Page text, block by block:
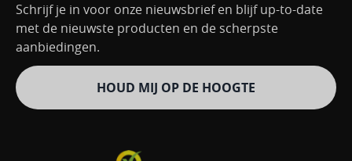
Schrijf je in voor onze nieuwsbrief en blijf up-to-date
met de nieuwste producten en de scherpste
aanbiedingen.
HOUD MIJ OP DE HOOGTE